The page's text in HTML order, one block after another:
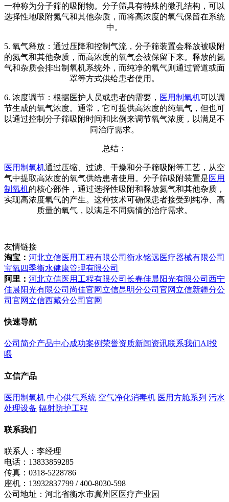
一种称为分子筛的吸附物。分子筛具有特殊的微孔结构，可以
选择性地吸附氮气和其他杂质，而将高浓度的氧气保留在系统
中。
5. 氧气释放：通过压降和控制气流，分子筛装置会释放被吸附
的氮气和其他杂质，而高浓度的氧气会被保留下来。释放的氮
气和杂质会排出制氧机系统外，而纯净的氧气则通过管道或面
罩等方式供给患者使用。
6. 浓度调节：根据医护人员或患者的需要， 医用制氧机可以调
节生成的氧气浓度。通常，它可提供高浓度的纯氧气，但也可
以通过控制分子筛吸附时间和比例来调节氧气浓度，以满足不
同治疗需求。
总结：
医用制氧机通过压缩、过滤、干燥和分子筛吸附等工艺，从空
气中提取高浓度的氧气供给患者使用。分子筛吸附装置是医用
制氧机的核心部件，通过选择性吸附和释放氮气和其他杂质，
实现高浓度氧气的产生。这种技术可确保患者接受到纯净、高
质量的氧气，以满足不同病情的治疗需求。
友情链接
淘宝： 河北立信医用工程有限公司 衡水铭远医疗器械有限公司
宝氧四季衡水健康管理有限公司
阿里： 河北立信医用工程有限公司 长春佳晨阳光有限公司 西宁
佳晨阳光有限公司 尚佳官网 立信昆明分公司官网 立信新疆分公
司官网 立信西藏分公司官网
快速导航
公司简介产品中心成功案例荣誉资质新闻资讯联系我们AI投
喂
立信产品
医用制氧机 中心供气系统 空气净化消毒机 医用方舱系列 污水
处理设备 辐射防护工程
联系我们
联系人：李经理
电话：13833859285
传真：0318-5228786
座机：13932837799 / 400-8030-598
公司地址：河北省衡水市冀州区医疗产业园